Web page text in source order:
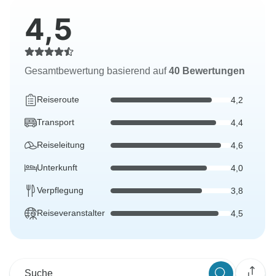
4,5
Gesamtbewertung basierend auf40 Bewertungen
Reiseroute 4,2
Transport 4,4
Reiseleitung 4,6
Unterkunft 4,0
Verpflegung 3,8
Reiseveranstalter 4,5